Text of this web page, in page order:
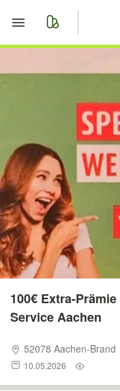
Merkliste
Nachrichten
Anzeige
100€ Extra-
Service Aachen
52078 Aachen-Brand
10.05.2026